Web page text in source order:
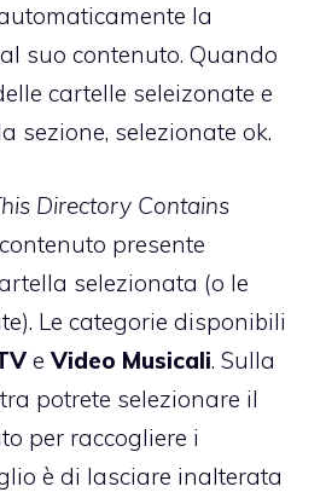
la
suo contenuto. Quando
cartelle seleizonate e
sezione, selezionate ok.
Directory Contains
presente
selezionata (o le
Le categorie disponibili
eVideo Musicali. Sulla
potrete selezionare il
per raccogliere i
è di lasciare inalterata